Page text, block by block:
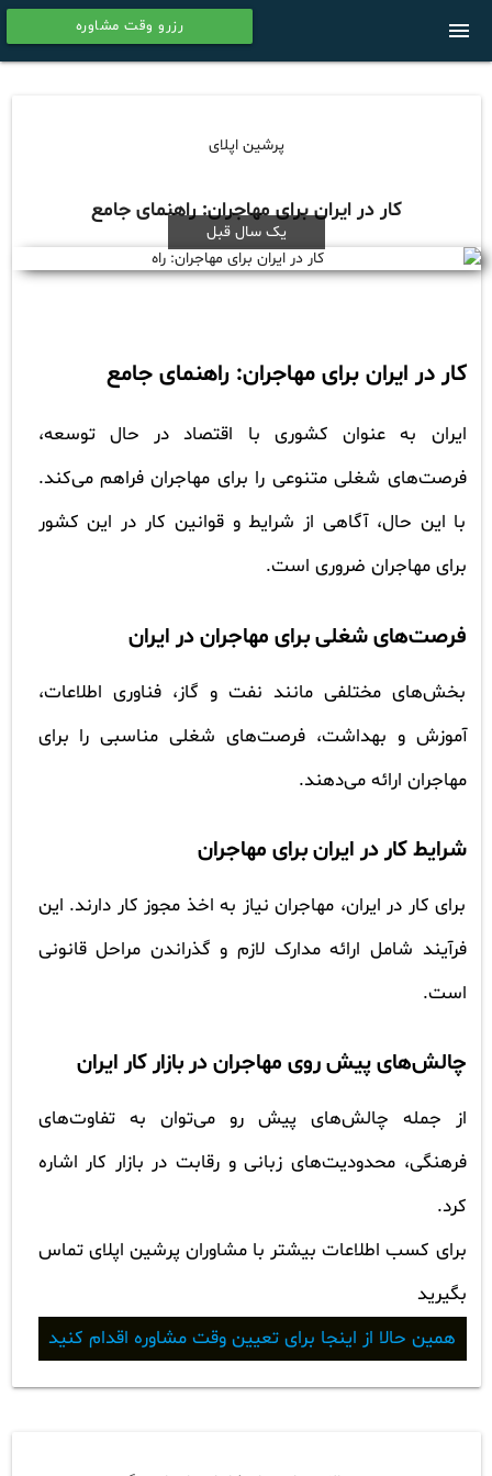
رزرو وقت مشاوره menu
پرشین اپلای
کار در ایران برای مهاجران: راهنمای جامع
یک سال قبل
کار در ایران برای مهاجران: راهنمای جامع
ایران به عنوان کشوری با اقتصاد در حال توسعه،
فرصت‌های شغلی متنوعی را برای مهاجران فراهم می‌کند.
با این حال، آگاهی از شرایط و قوانین کار در این کشور
برای مهاجران ضروری است.
فرصت‌های شغلی برای مهاجران در ایران
بخش‌های مختلفی مانند نفت و گاز، فناوری اطلاعات،
آموزش و بهداشت، فرصت‌های شغلی مناسبی را برای
مهاجران ارائه می‌دهند.
شرایط کار در ایران برای مهاجران
برای کار در ایران، مهاجران نیاز به اخذ مجوز کار دارند. این
فرآیند شامل ارائه مدارک لازم و گذراندن مراحل قانونی
است.
چالش‌های پیش روی مهاجران در بازار کار ایران
از جمله چالش‌های پیش رو می‌توان به تفاوت‌های
فرهنگی، محدودیت‌های زبانی و رقابت در بازار کار اشاره
کرد.
برای کسب اطلاعات بیشتر با مشاوران پرشین اپلای تماس
بگیرید
همین حالا از اینجا برای تعیین وقت مشاوره اقدام کنید